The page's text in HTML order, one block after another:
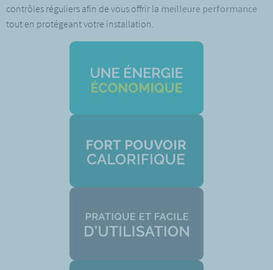
contrôles réguliers afin de vous offrir la meilleure performance
tout en protégeant votre installation.